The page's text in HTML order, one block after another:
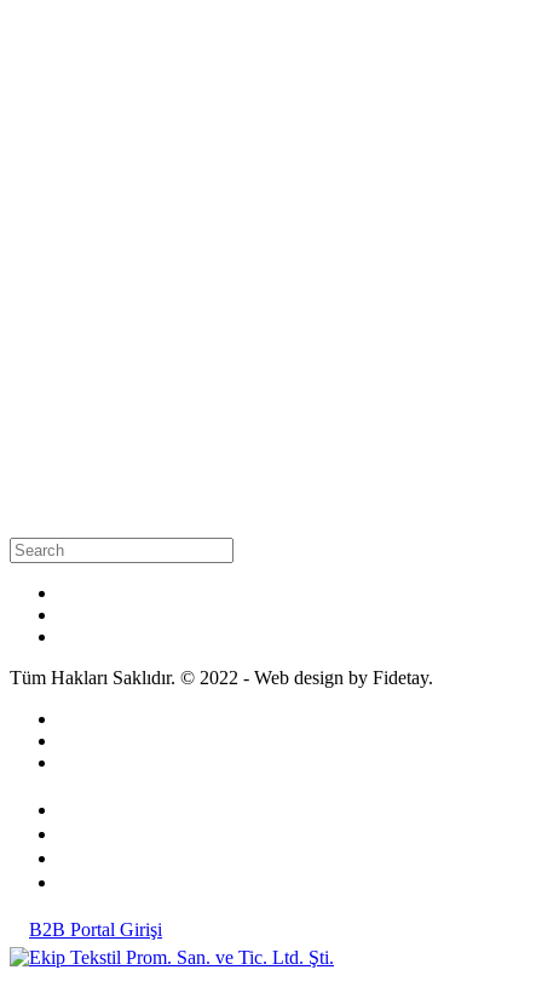
Tüm Hakları Saklıdır. © 2022 - Web design by Fidetay.
B2B Portal Girişi